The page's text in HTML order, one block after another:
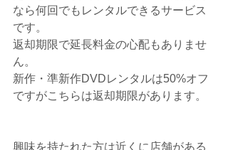
なら何回でもレンタルできるサービス
です。
返却期限で延長料金の心配もありませ
ん。
新作・準新作DVDレンタルは50%オフ
ですがこちらは返却期限があります。
興味を持たれた方は近くに店舗がある